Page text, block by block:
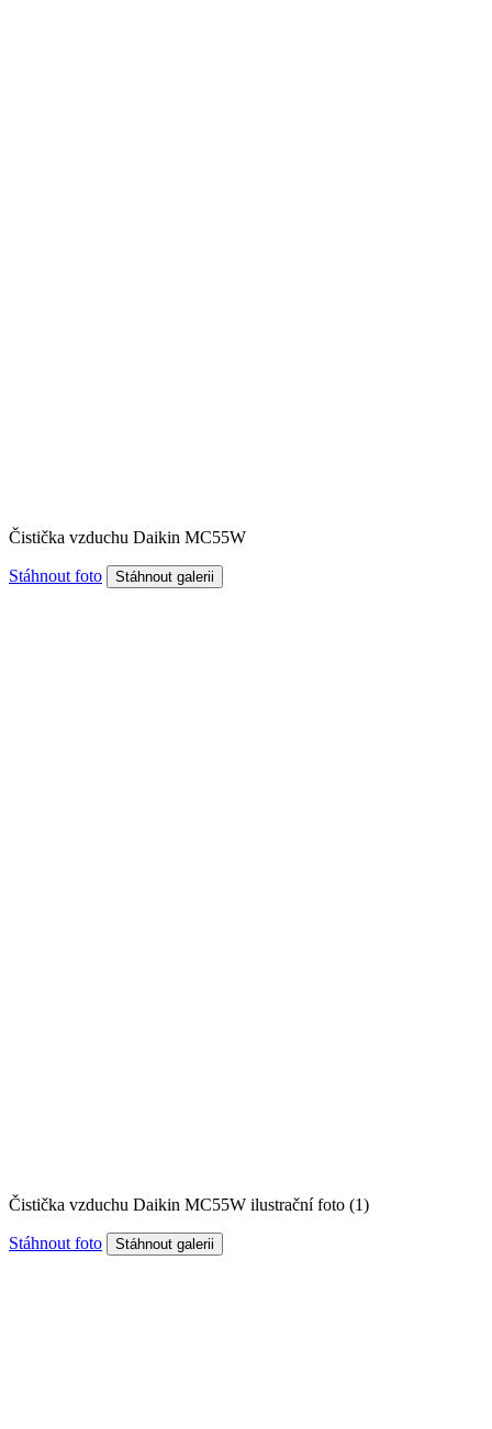
Čistička vzduchu Daikin MC55W
Stáhnout foto
Čistička vzduchu Daikin MC55W ilustrační foto (1)
Stáhnout foto